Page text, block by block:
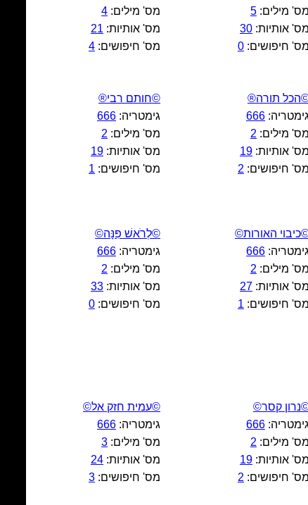
מס' מילים: 5
מס' אותיות: 30
מס' חיפושים: 0
מס' מילים: 4
מס' אותיות: 21
מס' חיפושים: 4
תורה®
גימטריה: 666
מס' מילים: 2
מס' אותיות: 19
מס' חיפושים: 2
©חותם רבי®
גימטריה: 666
מס' מילים: 2
מס' אותיות: 19
מס' חיפושים: 1
האורות©
גימטריה: 666
מס' מילים: 2
מס' אותיות: 27
מס' חיפושים: 1
©לְרֹאשׁ פִּנָּה©
גימטריה: 666
מס' מילים: 2
מס' אותיות: 33
מס' חיפושים: 0
קסר©
גימטריה: 666
מס' מילים: 2
מס' אותיות: 19
מס' חיפושים: 2
©עמית חזק אל©
גימטריה: 666
מס' מילים: 3
מס' אותיות: 24
מס' חיפושים: 3